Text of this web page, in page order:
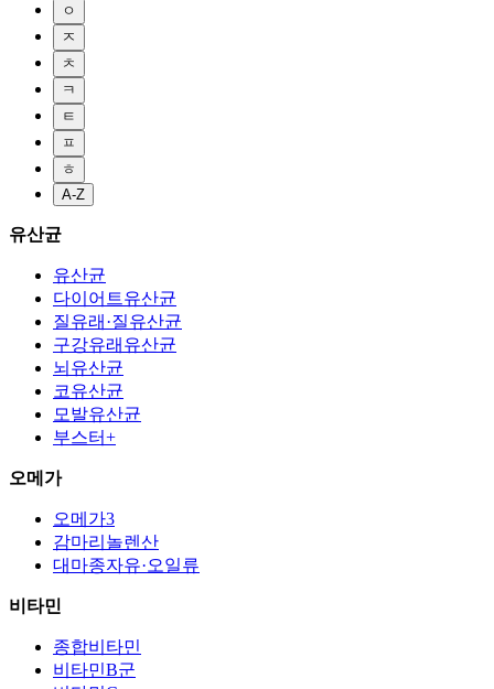
ㅇ
ㅈ
ㅊ
ㅋ
ㅌ
ㅍ
ㅎ
A-Z
유산균
유산균
다이어트유산균
질유래·질유산균
구강유래유산균
뇌유산균
코유산균
모발유산균
부스터+
오메가
오메가3
감마리놀렌산
대마종자유·오일류
비타민
종합비타민
비타민B군